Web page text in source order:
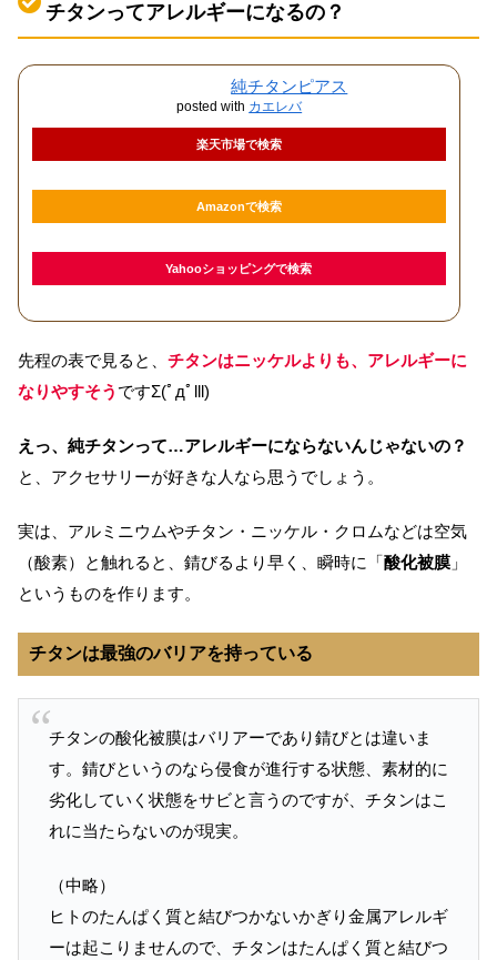
チタンってアレルギーになるの？
純チタンピアス
posted with カエレバ
楽天市場で検索
Amazonで検索
Yahooショッピングで検索
先程の表で見ると、 チタンはニッケルよりも、アレルギーに
なりやすそう ですΣ(ﾟдﾟlll)
えっ、純チタンって…アレルギーにならないんじゃないの？
と、アクセサリーが好きな人なら思うでしょう。
実は、アルミニウムやチタン・ニッケル・クロムなどは空気
（酸素）と触れると、錆びるより早く、瞬時に「酸化被膜 」
というものを作ります。
チタンは最強のバリアを持っている
チタンの酸化被膜はバリアーであり錆びとは違いま
す。錆びというのなら侵食が進行する状態、素材的に
劣化していく状態をサビと言うのですが、チタンはこ
れに当たらないのが現実。
（中略）
ヒトのたんぱく質と結びつかないかぎり金属アレルギ
ーは起こりませんので、チタンはたんぱく質と結びつ